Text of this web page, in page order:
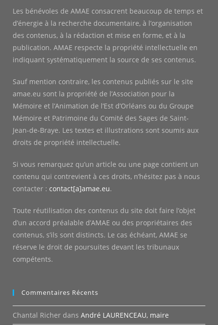
Les bénévoles de AMAE consacrent beaucoup de temps et
d’énergie à la recherche documentaire, à l’organisation
des contenus, à la rédaction et mise en forme, et à la
publication. AMAE respecte la propriété intellectuelle en
indiquant systématiquement la source de ses contenus.
Sauf mention contraire, les contenus publiés sur le site
amae.eu sont la propriété de l’Association pour la
Mémoire et l’Animation de l’Est d’Orléans ou du Groupe
Mémoire et Patrimoine du Comité des Sages de Saint-
Jean-de-Braye. Les textes et illustrations sont soumis aux
droits de propriété intellectuelle.
Si vous remarquez qu’un article ou une page contient un
contenu qui contrevient à ces droits, n’hésitez pas à nous
contacter :contact[a]amae.eu.
Toute réutilisation des contenus du site doit faire l’objet
d’un accord préalable d’AMAE ou des propriétaires des
contenus, s’ils sont distincts. Le cas échéant, AMAE se
réserve le droit de poursuites devant les tribunaux
compétents.
Commentaires Récents
Chantal Richer dansAndré LAURENCEAU, maire